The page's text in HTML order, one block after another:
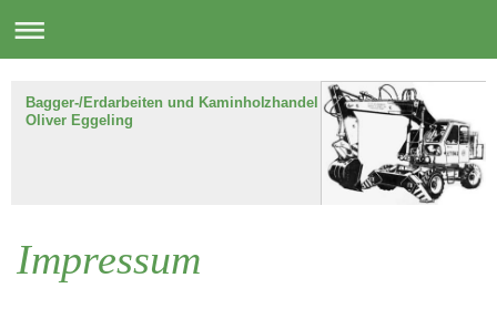
Bagger-/Erdarbeiten und Kaminholzhandel
Oliver Eggeling
Impressum